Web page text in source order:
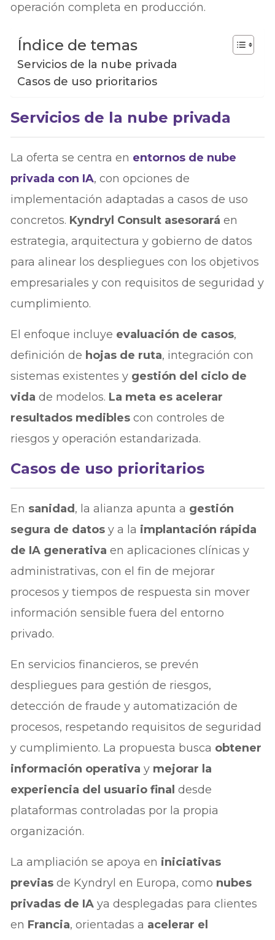
operación completa en producción.
Índice de temas
Servicios de la nube privada
Casos de uso prioritarios
Servicios de la nube privada
La oferta se centra en entornos de nube
privada con IA, con opciones de
implementación adaptadas a casos de uso
concretos. Kyndryl Consult asesorará en
estrategia, arquitectura y gobierno de datos
para alinear los despliegues con los objetivos
empresariales y con requisitos de seguridad y
cumplimiento.
El enfoque incluye evaluación de casos,
definición de hojas de ruta, integración con
sistemas existentes y gestión del ciclo de
vida de modelos. La meta es acelerar
resultados medibles con controles de
riesgos y operación estandarizada.
Casos de uso prioritarios
En sanidad , la alianza apunta a gestión
segura de datos y a la implantación rápida
de IA generativa en aplicaciones clínicas y
administrativas, con el fin de mejorar
procesos y tiempos de respuesta sin mover
información sensible fuera del entorno
privado.
En servicios financieros, se prevén
despliegues para gestión de riesgos,
detección de fraude y automatización de
procesos, respetando requisitos de seguridad
y cumplimiento. La propuesta busca obtener
información operativa y mejorar la
experiencia del usuario final desde
plataformas controladas por la propia
organización.
La ampliación se apoya en iniciativas
previas de Kyndryl en Europa, como nubes
privadas de IA ya desplegadas para clientes
en Francia, orientadas a acelerar el